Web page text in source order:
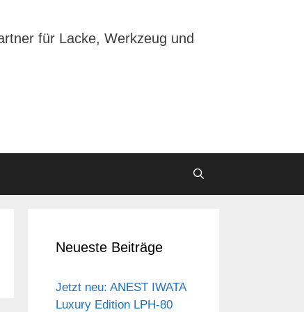
für Lacke, Werkzeug und
Neueste Beiträge
Jetzt neu: ANEST IWATA
Luxury Edition LPH-80